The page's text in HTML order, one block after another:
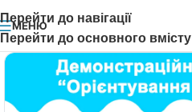
Перейти до навігації
Перейти до основного вмісту
МЕНЮ